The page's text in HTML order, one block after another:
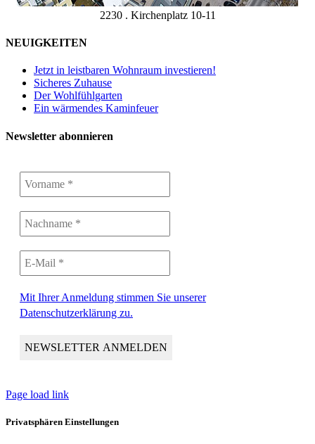
2230 . Kirchenplatz 10-11
NEUIGKEITEN
Jetzt in leistbaren Wohnraum investieren!
Sicheres Zuhause
Der Wohlfühlgarten
Ein wärmendes Kaminfeuer
Newsletter abonnieren
Mit Ihrer Anmeldung stimmen Sie unserer
Datenschutzerklärung zu.
Page load link
Privatsphären Einstellungen